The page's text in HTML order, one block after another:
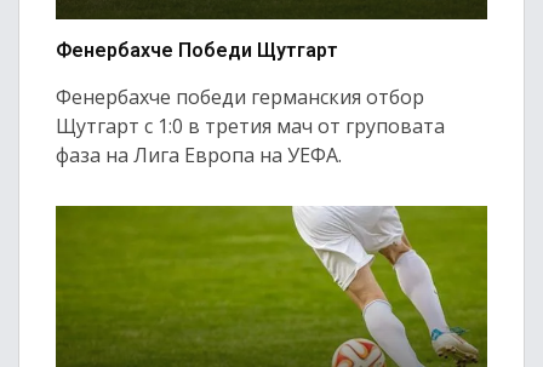
Фенербахче Победи Щутгарт
Фенербахче победи германския отбор
Щутгарт с 1:0 в третия мач от груповата
фаза на Лига Европа на УЕФА.